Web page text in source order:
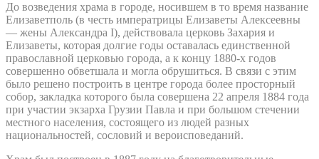
До возведения храма в городе, носившем в то время название
Елизаветполь (в честь императрицы Елизаветы Алексеевны
— жены Александра I), действовала церковь Захария и
Елизаветы, которая долгие годы оставалась единственной
православной церковью города, а к концу 1880-х годов
совершенно обветшала и могла обрушиться. В связи с этим
было решено построить в центре города более просторный
собор, закладка которого была совершена 22 апреля 1884 года
при участии экзарха Грузии Павла и при большом стечении
местного населения, состоящего из людей разных
национальностей, сословий и вероисповеданий.